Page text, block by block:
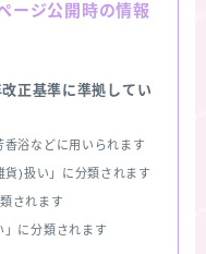
ージ公開時の情報
正基準に準拠してい
浴などに用いられます
貨)扱い」に分類されます
されます
」に分類されます